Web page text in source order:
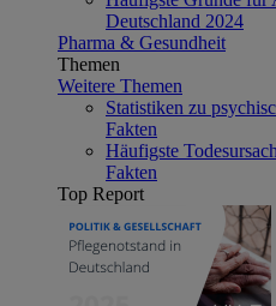
Deutschland 2024
Pharma & Gesundheit
Themen
Weitere Themen
Statistiken zu
Fakten
Häufigste
Fakten
Top Report